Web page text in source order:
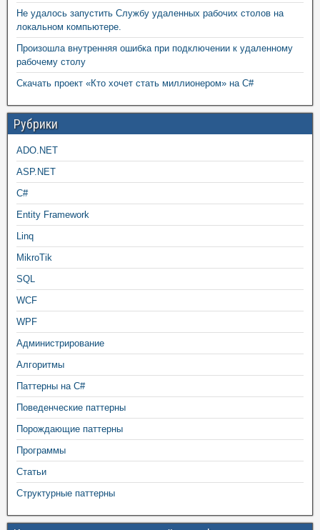
Не удалось запустить Службу удаленных рабочих столов на
локальном компьютере.
Произошла внутренняя ошибка при подключении к удаленному
рабочему столу
Скачать проект «Кто хочет стать миллионером» на C#
Рубрики
ADO.NET
ASP.NET
C#
Entity Framework
Linq
MikroTik
SQL
WCF
WPF
Администрирование
Алгоритмы
Паттерны на C#
Поведенческие паттерны
Порождающие паттерны
Программы
Статьи
Структурные паттерны